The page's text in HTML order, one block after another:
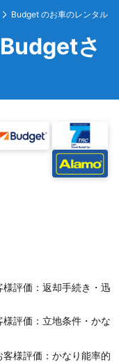
Budget のお車のレンタル
さ
評価：返却手続き・迅
評価：立地条件・かな
様評価：かなり能率的